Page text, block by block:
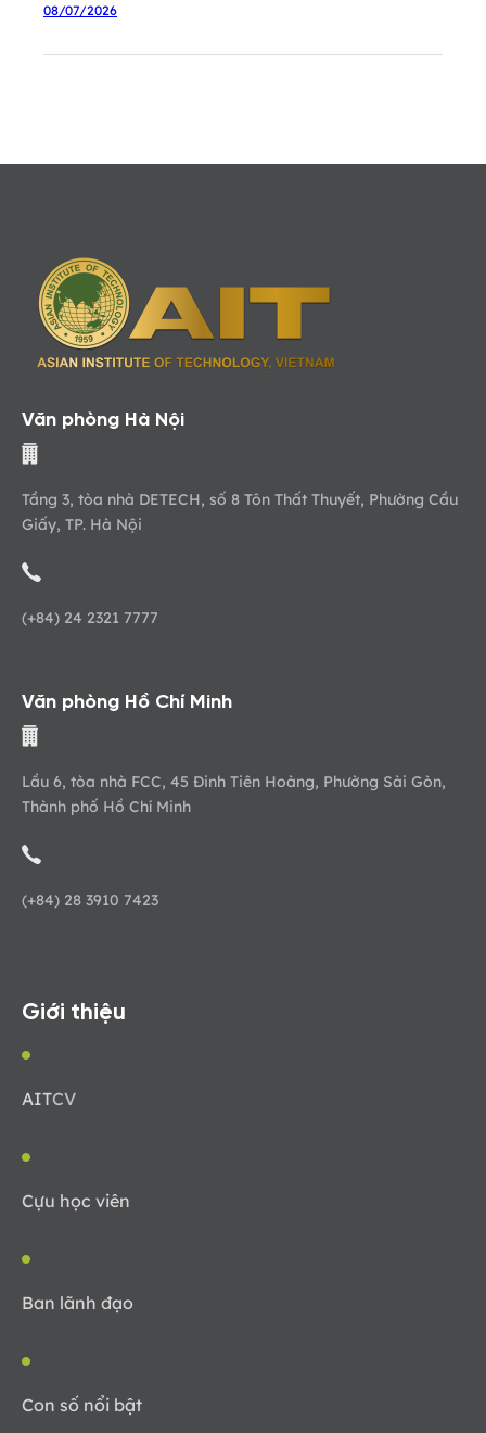
08/07/2026
Văn phòng Hà Nội
Tầng 3, tòa nhà DETECH, số 8 Tôn Thất Thuyết, Phường Cầu
Giấy, TP. Hà Nội
(+84) 24 2321 7777
Văn phòng Hồ Chí Minh
Lầu 6, tòa nhà FCC, 45 Đinh Tiên Hoàng, Phường Sài Gòn,
Thành phố Hồ Chí Minh
(+84) 28 3910 7423
Giới thiệu
AITCV
Cựu học viên
Ban lãnh đạo
Con số nổi bật